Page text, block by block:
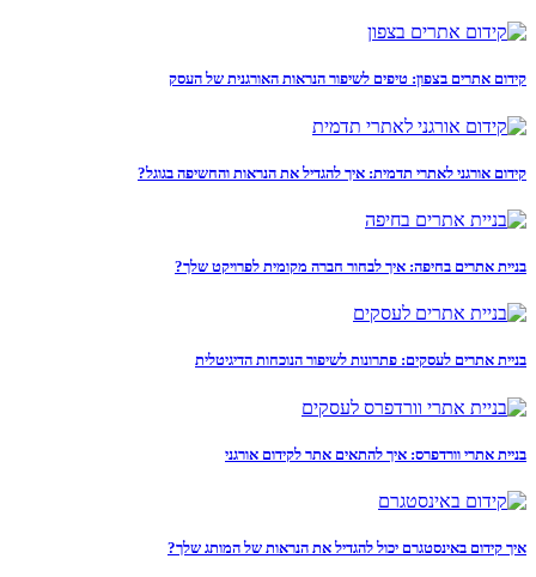
קידום אתרים בצפון: טיפים לשיפור הנראות האורגנית של העסק
קידום אורגני לאתרי תדמית: איך להגדיל את הנראות והחשיפה בגוגל?
בניית אתרים בחיפה: איך לבחור חברה מקומית לפרויקט שלך?
בניית אתרים לעסקים: פתרונות לשיפור הנוכחות הדיגיטלית
בניית אתרי וורדפרס: איך להתאים אתר לקידום אורגני
איך קידום באינסטגרם יכול להגדיל את הנראות של המותג שלך?